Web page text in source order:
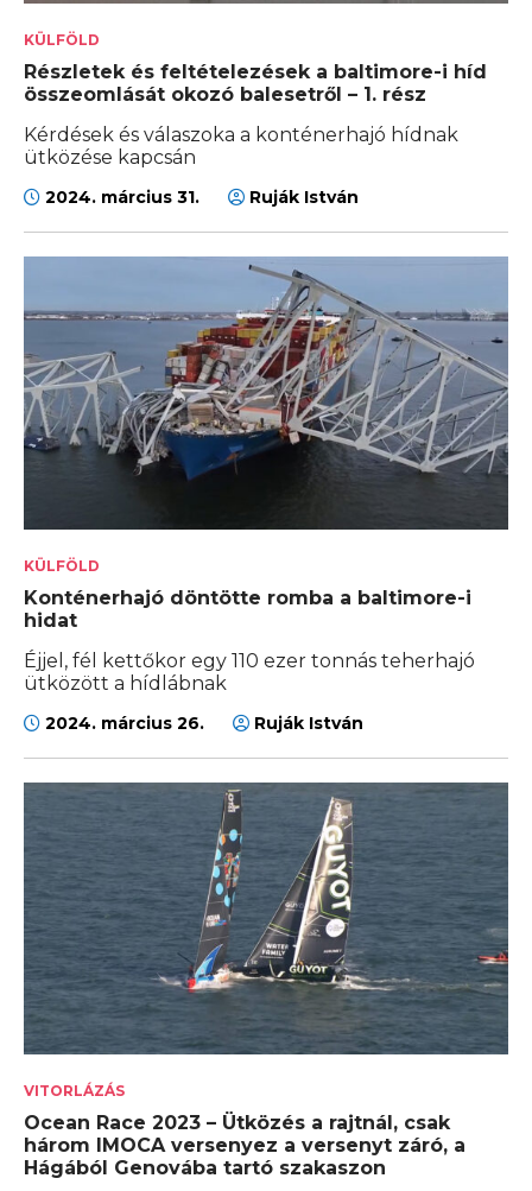
KÜLFÖLD
Részletek és feltételezések a baltimore-i híd
összeomlását okozó balesetről – 1. rész
Kérdések és válaszoka a konténerhajó hídnak
ütközése kapcsán
2024. március 31. Ruják István
KÜLFÖLD
Konténerhajó döntötte romba a baltimore-i
hidat
Éjjel, fél kettőkor egy 110 ezer tonnás teherhajó
ütközött a hídlábnak
2024. március 26. Ruják István
VITORLÁZÁS
Ocean Race 2023 – Ütközés a rajtnál, csak
három IMOCA versenyez a versenyt záró, a
Hágából Genovába tartó szakaszon